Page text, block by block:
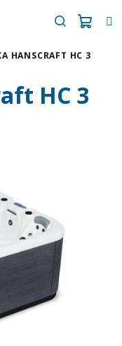
košík
HANSCRAFT HC 3
HC 3